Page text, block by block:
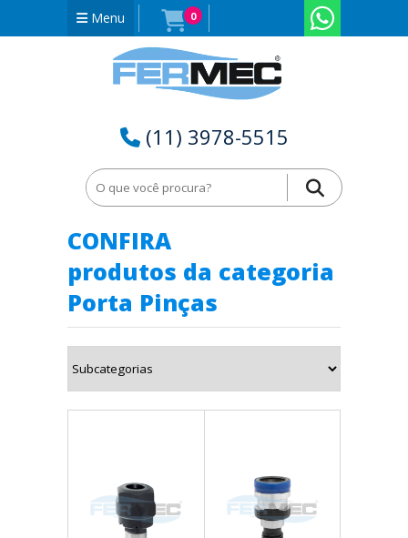
Menu 0
(11) 3978-5515
CONFIRA
produtos da categoria
Porta Pinças